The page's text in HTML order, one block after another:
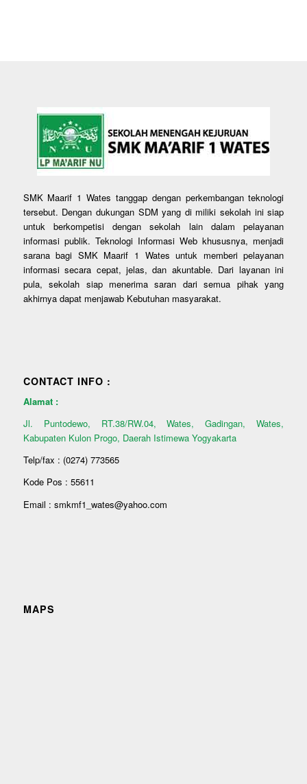
SMK Maarif 1 Wates tanggap dengan perkembangan teknologi
tersebut. Dengan dukungan SDM yang di miliki sekolah ini siap
untuk berkompetisi dengan sekolah lain dalam pelayanan
informasi publik. Teknologi Informasi Web khususnya, menjadi
sarana bagi SMK Maarif 1 Wates untuk memberi pelayanan
informasi secara cepat, jelas, dan akuntable. Dari layanan ini
pula, sekolah siap menerima saran dari semua pihak yang
akhirnya dapat menjawab Kebutuhan masyarakat.
CONTACT INFO :
Alamat :
Jl. Puntodewo, RT.38/RW.04, Wates, Gadingan, Wates,
Kabupaten Kulon Progo, Daerah Istimewa Yogyakarta
Telp/fax : (0274) 773565
Kode Pos : 55611
Email : smkmf1_wates@yahoo.com
MAPS